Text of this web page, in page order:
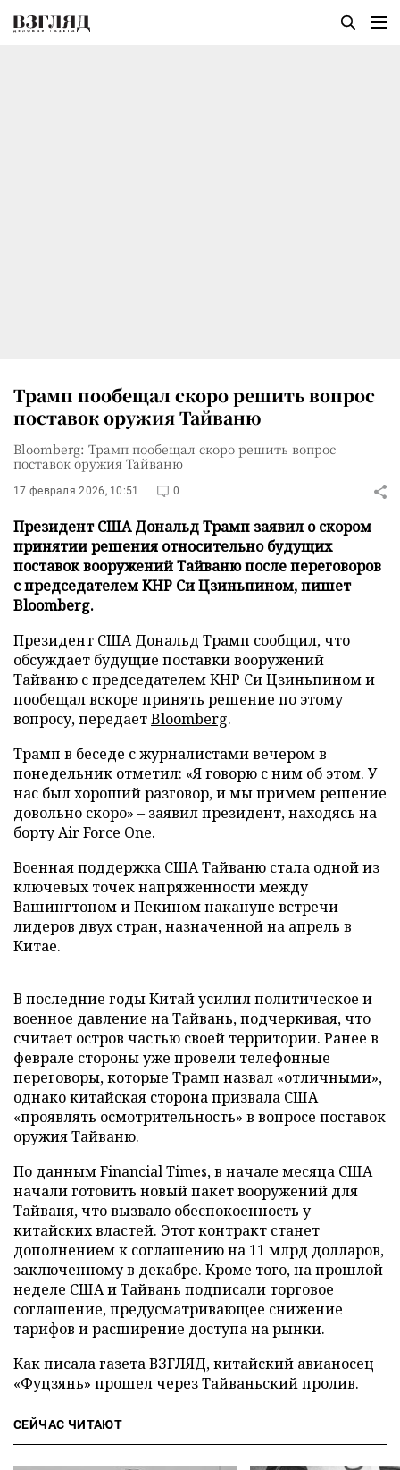
Трамп пообещал скоро решить вопрос
поставок оружия Тайваню
Bloomberg: Трамп пообещал скоро решить вопрос
поставок оружия Тайваню
17 февраля 2026, 10:51 0
Президент США Дональд Трамп заявил о скором
принятии решения относительно будущих
поставок вооружений Тайваню после переговоров
с председателем КНР Си Цзиньпином, пишет
Bloomberg.
Президент США Дональд Трамп сообщил, что
обсуждает будущие поставки вооружений
Тайваню с председателем КНР Си Цзиньпином и
пообещал вскоре принять решение по этому
вопросу, передаетBloomberg.
Трамп в беседе с журналистами вечером в
понедельник отметил: «Я говорю с ним об этом. У
нас был хороший разговор, и мы примем решение
довольно скоро» – заявил президент, находясь на
борту Air Force One.
Военная поддержка США Тайваню стала одной из
ключевых точек напряженности между
Вашингтоном и Пекином накануне встречи
лидеров двух стран, назначенной на апрель в
Китае.
В последние годы Китай усилил политическое и
военное давление на Тайвань, подчеркивая, что
считает остров частью своей территории. Ранее в
феврале стороны уже провели телефонные
переговоры, которые Трамп назвал «отличными»,
однако китайская сторона призвала США
«проявлять осмотрительность» в вопросе поставок
оружия Тайваню.
По данным Financial Times, в начале месяца США
начали готовить новый пакет вооружений для
Тайваня, что вызвало обеспокоенность у
китайских властей. Этот контракт станет
дополнением к соглашению на 11 млрд долларов,
заключенному в декабре. Кроме того, на прошлой
неделе США и Тайвань подписали торговое
соглашение, предусматривающее снижение
тарифов и расширение доступа на рынки.
Как писала газета ВЗГЛЯД, китайский авианосец
«Фуцзянь» прошелчерез Тайваньский пролив.
СЕЙЧАС ЧИТАЮТ